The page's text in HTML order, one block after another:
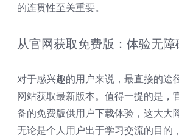
的连贯性至关重要。
从官网获取免费版：体验无障
对于感兴趣的用户来说，最直接的途
网站获取最新版本。值得一提的是，
备的免费版供用户下载体验，这大大
无论是个人用户出于学习交流的目的